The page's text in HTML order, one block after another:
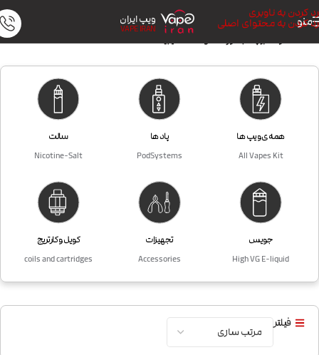
رد کردن به ناوبری
رد کردن به محتوای اصلی
منو ویپ ایران
VAPE IRAN
همه ی ویپ ها
All Vapes Kit
پاد ها
PodSystems
سالت
Nicotine-Salt
جویس
High VG E-liquid
تجهیزات
Accessories
کویل و کارتریج
coils and cartridges
فیلتر